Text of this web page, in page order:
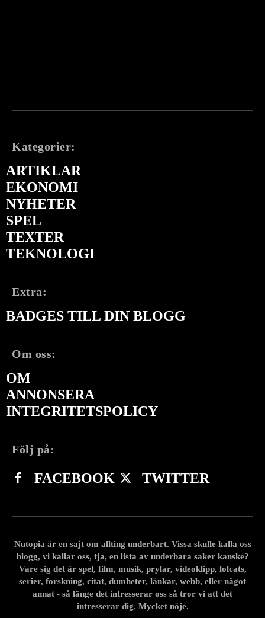
Kategorier:
ARTIKLAR
EKONOMI
NYHETER
SPEL
TEXTER
TEKNOLOGI
Extra:
BADGES TILL DIN BLOGG
Om oss:
OM
ANNONSERA
INTEGRITETSPOLICY
Följ på:
FACEBOOK TWITTER
Nutopia är en sajt om allting underbart. Vissa skulle kalla oss
blogg, vi kallar oss, tja, en lista av underbara saker kanske?
Vare sig det är spel, film, musik, prylar, videoklipp, lolcats,
serier, forskning, citat, dumheter, länkar, webb, eller något
annat - så länge det intresserar oss så tror vi att det
intresserar dig. Mycket nöje.